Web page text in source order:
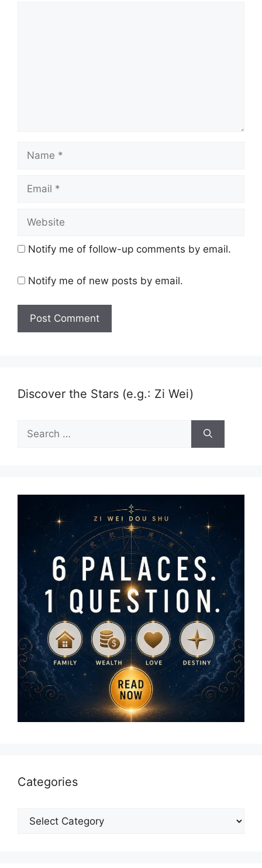
Name
Email
Website
Notify me of follow-up comments by email.
Notify me of new posts by email.
Discover the Stars (e.g.: Zi Wei)
Search
for:
Categories
Categories